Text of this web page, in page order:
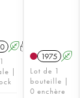
AT
|
1975 A
Lot de 1
bouteille |
0 enchère